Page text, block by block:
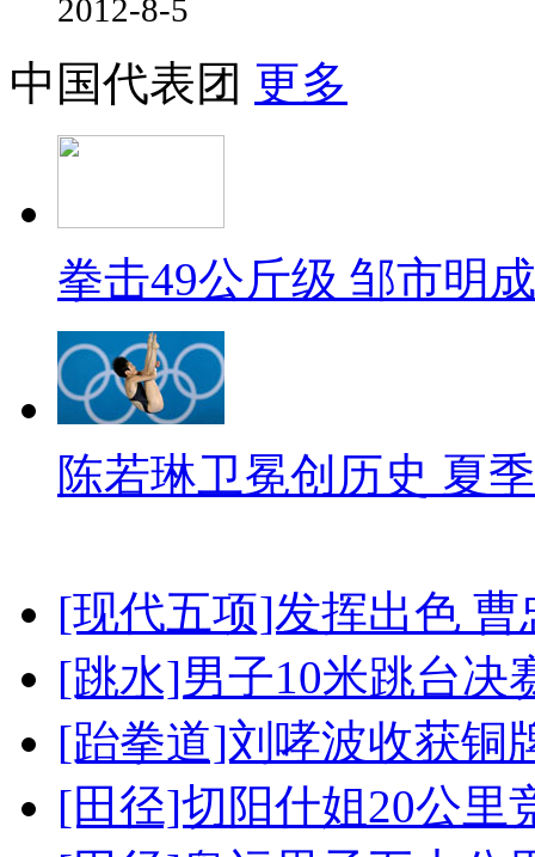
2012-8-5
中国代表团 更多
拳击49公斤级 邹市明
陈若琳卫冕创历史 夏
[现代五项]发挥出色
[跳水]男子10米跳台决
[跆拳道]刘哮波收获铜
[田径]切阳什姐20公里